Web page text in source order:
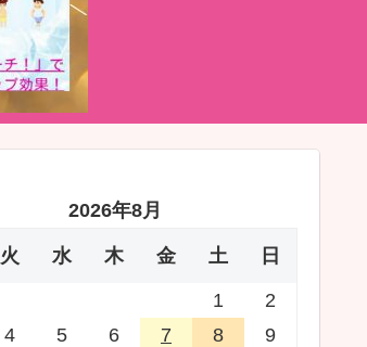
2026年8月
火 水 木 金 土 日
1
2
4 5 6 7 8
9